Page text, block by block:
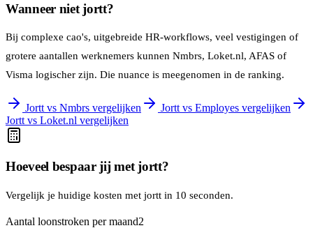
Wanneer niet jortt?
Bij complexe cao's, uitgebreide HR-workflows, veel vestigingen of
grotere aantallen werknemers kunnen Nmbrs, Loket.nl, AFAS of
Visma logischer zijn. Die nuance is meegenomen in de ranking.
Jortt vs Nmbrs vergelijken
Jortt vs Employes vergelijken
Jortt vs Loket.nl vergelijken
Hoeveel bespaar jij met jortt?
Vergelijk je huidige kosten met jortt in 10 seconden.
Aantal loonstroken per maand2